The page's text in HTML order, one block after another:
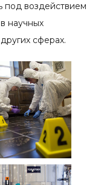
под воздействием
научных
сферах.